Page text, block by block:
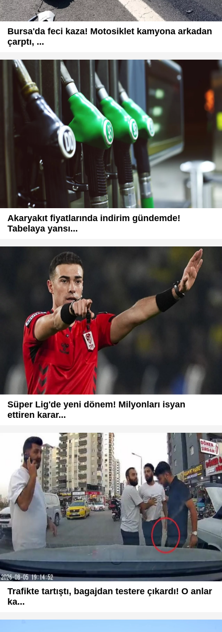
Bursa'da feci kaza! Motosiklet kamyona arkadan
çarptı, ...
Akaryakıt fiyatlarında indirim gündemde!
Tabelaya yansı...
Süper Lig'de yeni dönem! Milyonları isyan
ettiren karar...
Trafikte tartıştı, bagajdan testere çıkardı! O anlar
ka...